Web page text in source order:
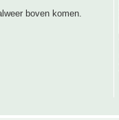
boven komen.